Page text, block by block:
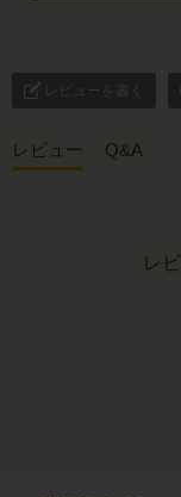
レビューを書く
レビュー Q&A
レ